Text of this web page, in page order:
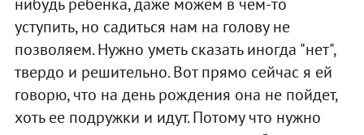
нибудь ребенка, даже можем в чем-то
уступить, но садиться нам на голову не
позволяем. Нужно уметь сказать иногда "нет",
твердо и решительно. Вот прямо сейчас я ей
говорю, что на день рождения она не пойдет,
хоть ее подружки и идут. Потому что нужно